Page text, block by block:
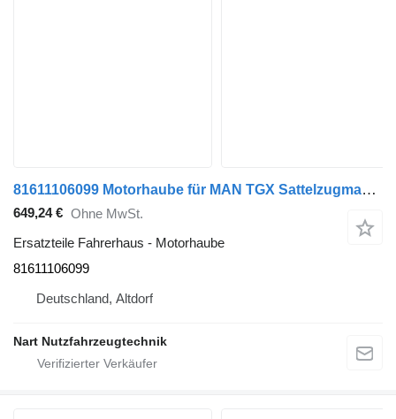
81611106099 Motorhaube für MAN TGX Sattelzugmaschine
649,24 € Ohne MwSt.
Ersatzteile Fahrerhaus - Motorhaube
81611106099
Deutschland, Altdorf
Nart Nutzfahrzeugtechnik